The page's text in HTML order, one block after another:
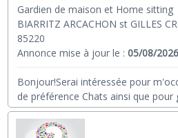
Gardien de maison et Home sitting
BIARRITZ ARCACHON st GILLES
85220
Annonce mise à jour le :05/08/2026
Bonjour!Serai intéressée pour
de préférence Chats ainsi que pour